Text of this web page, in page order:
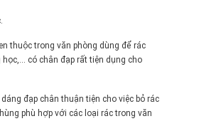
thuộc trong văn phòng dùng để rác
có chân đạp rất tiện dụng cho
đạp chân thuận tiện cho việc bỏ rác
phù hợp với các loại rác trong văn